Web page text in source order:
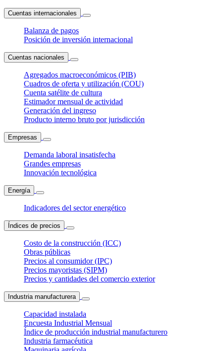
Cuentas internacionales
Balanza de pagos
Posición de inversión internacional
Cuentas nacionales
Agregados macroeconómicos (PIB)
Cuadros de oferta y utilización (COU)
Cuenta satélite de cultura
Estimador mensual de actividad
Generación del ingreso
Producto interno bruto por jurisdicción
Empresas
Demanda laboral insatisfecha
Grandes empresas
Innovación tecnológica
Energía
Indicadores del sector energético
Índices de precios
Costo de la construcción (ICC)
Obras públicas
Precios al consumidor (IPC)
Precios mayoristas (SIPM)
Precios y cantidades del comercio exterior
Industria manufacturera
Capacidad instalada
Encuesta Industrial Mensual
Índice de producción industrial manufacturero
Industria farmacéutica